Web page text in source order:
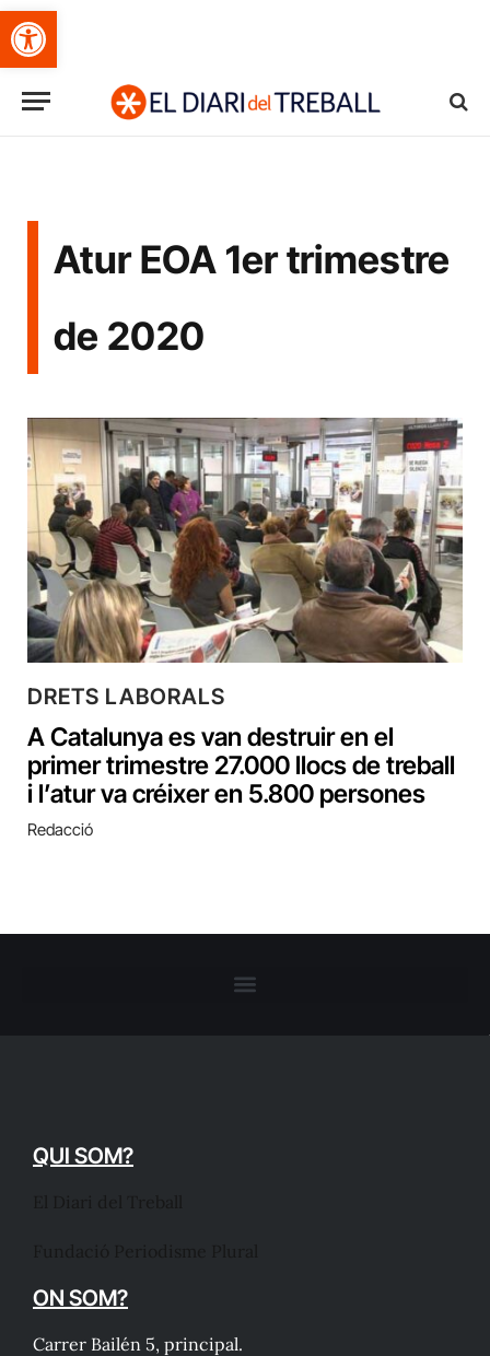
Obre la barra d'eines
Atur EOA 1er trimestre
de 2020
DRETS LABORALS
A Catalunya es van destruir en el
primer trimestre 27.000 llocs de treball
i l’atur va créixer en 5.800 persones
Redacció
QUI SOM?
ON SOM?
Carrer Bailén 5, principal.